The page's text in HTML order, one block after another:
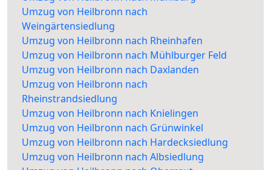
Umzug von Heilbronn nach
Weingärtensiedlung
Umzug von Heilbronn nach Rheinhafen
Umzug von Heilbronn nach Mühlburger Feld
Umzug von Heilbronn nach Daxlanden
Umzug von Heilbronn nach
Rheinstrandsiedlung
Umzug von Heilbronn nach Knielingen
Umzug von Heilbronn nach Grünwinkel
Umzug von Heilbronn nach Hardecksiedlung
Umzug von Heilbronn nach Albsiedlung